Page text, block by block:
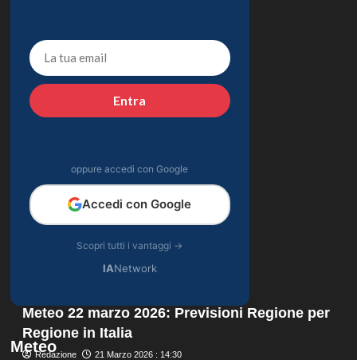
Entra
oppure accedi con Google
Accedi con Google
Scopri tutti i vantaggi →
IANetwork
Meteo
Meteo 22 marzo 2026: Previsioni Regione per
Regione in Italia
Redazione 21 Marzo 2026 : 14:30